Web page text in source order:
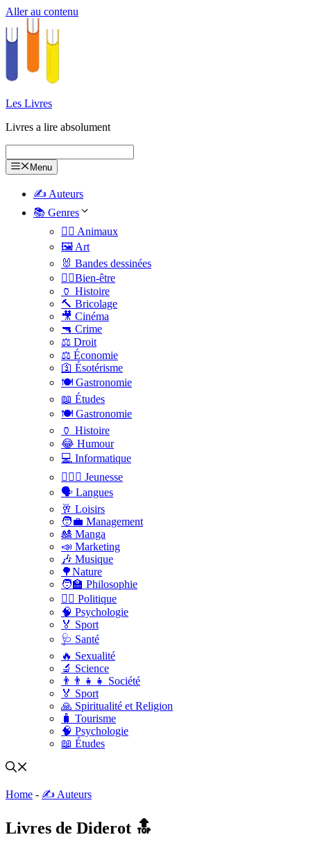
Aller au contenu
Les Livres
Livres a lire absolument
Menu
✍️ Auteurs
📚 Genres
🐕‍🦺 Animaux
🖼️ Art
🐰 Bandes dessinées
🧑‍⚕️Bien-être
🏺 Histoire
🔨 Bricolage
🎥 Cinéma
🔫 Crime
⚖️ Droit
⚖️ Économie
🛐 Ésotérisme
🍽️ Gastronomie
📖 Études
🍽️ Gastronomie
🏺 Histoire
😂 Humour
💻 Informatique
🤸🏽‍♀️ Jeunesse
🗣 Langues
🥂 Loisirs
🧑‍💼 Management
🎎 Manga
📣 Marketing
🎶 Musique
🌳Nature
🧑‍🏫 Philosophie
👨‍⚖️ Politique
🧠 Psychologie
🏅 Sport
🩺 Santé
🔥 Sexualité
🔬 Science
👨‍👨‍👧‍👧 Société
🏅 Sport
🙏 Spiritualité et Religion
🧳 Tourisme
🧠 Psychologie
📖 Études
Home - ✍️ Auteurs
Livres de Diderot 🔝